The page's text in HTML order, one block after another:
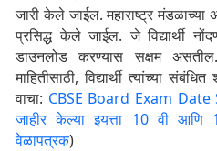
जारी केले जाईल. महाराष्ट्र
प्रसिद्ध केले जाईल. जे विद्यार्थी
डाउनलोड करण्यास सक्षम
माहितीसाठी, विद्यार्थी त्यांच्या
वाचा: CBSE Board Exam Date
जाहीर केल्या इयत्ता 10 वी आणि
वेळापत्रक)